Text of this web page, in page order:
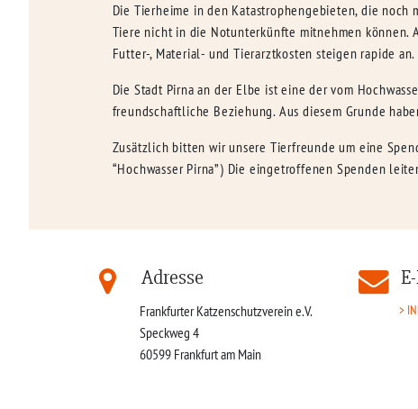
Die Tierheime in den Katastrophengebieten, die
Tiere nicht in die Notunterkünfte mitnehmen können.
Futter-, Material- und Tierarztkosten steigen rapide an.
Die Stadt Pirna an der Elbe ist eine der vom
freundschaftliche Beziehung. Aus diesem Grunde
Zusätzlich bitten wir unsere Tierfreunde um eine
“Hochwasser Pirna”) Die eingetroffenen Spenden
Adresse
Frankfurter Katzenschutzverein e.V.
Speckweg 4
60599 Frankfurt am Main